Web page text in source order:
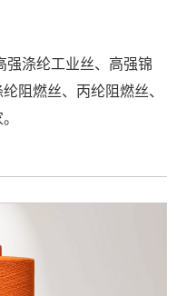
涤纶工业丝、高强锦
阻燃丝、丙纶阻燃丝、